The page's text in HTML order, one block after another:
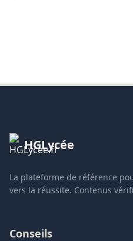
HGLycée
La plateforme de référence
vers la réussite. Contenus
Conseils